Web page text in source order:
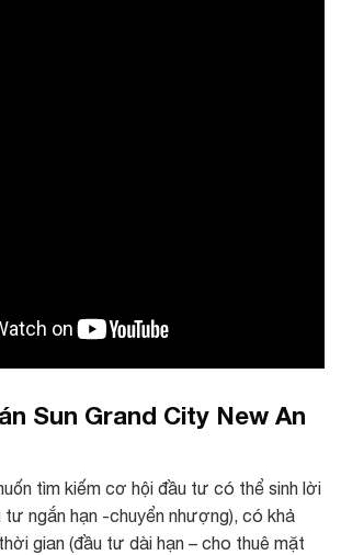
Sun Grand City New An
tìm kiếm cơ hội đầu tư có thể sinh lời
ngắn hạn -chuyển nhượng), có khả
gian (đầu tư dài hạn – cho thuê mặt